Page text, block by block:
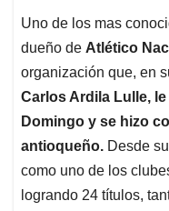
Uno de los mas
dueño de Atlético
organización que, en
Carlos Ardila Lulle,
Domingo y se hizo
antioqueño. Desde
como uno de los
logrando 24 títulos,